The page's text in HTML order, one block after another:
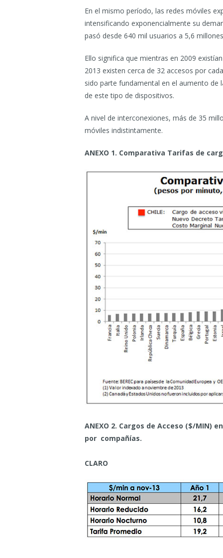
En el mismo período, las redes móviles
intensificando exponencialmente su
pasó desde 640 mil usuarios a 5,6
Ello significa que mientras en 2009
2013 existen cerca de 32 accesos por
sido parte fundamental en el aumento
de este tipo de dispositivos.
A nivel de interconexiones, más de 35
móviles indistintamente.
ANEXO 1. Comparativa Tarifas de
ANEXO 2. Cargos de Acceso ($/MIN)
por compañías.
CLARO